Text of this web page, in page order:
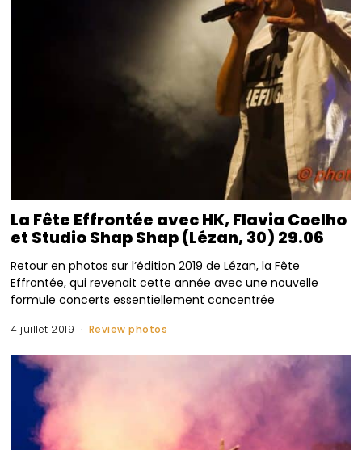
La Fête Effrontée avec HK, Flavia Coelho
et Studio Shap Shap (Lézan, 30) 29.06
Retour en photos sur l’édition 2019 de Lézan, la Fête
Effrontée, qui revenait cette année avec une nouvelle
formule concerts essentiellement concentrée
4 juillet 2019 Review photos